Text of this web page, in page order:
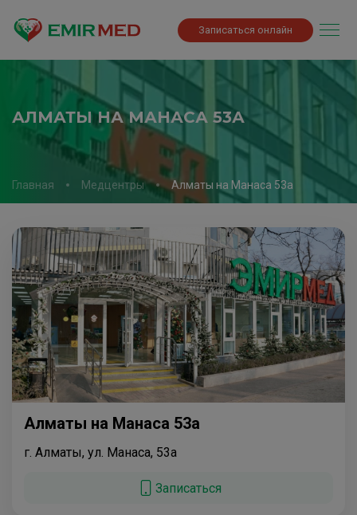
Записаться онлайн
АЛМАТЫ НА МАНАСА 53А
Главная Медцентры Алматы на Манаса 53а
Алматы на Манаса 53а
г. Алматы, ул. Манаса, 53а
Записаться